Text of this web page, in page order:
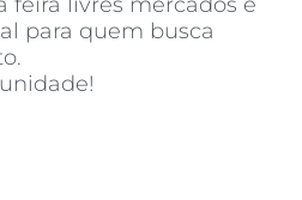
para quem busca